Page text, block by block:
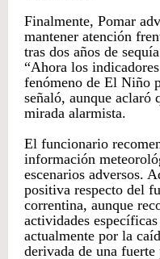
Finalmente, Pomar
mantener atención
tras dos años de
“Ahora los
fenómeno de El Niño
señaló, aunque aclaró
mirada alarmista.
El funcionario
información
escenarios adversos.
positiva respecto del
correntina, aunque
actividades
actualmente por la
derivada de una